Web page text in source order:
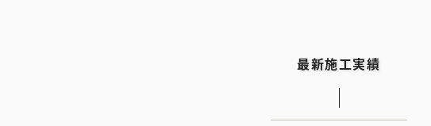
最新施工実績